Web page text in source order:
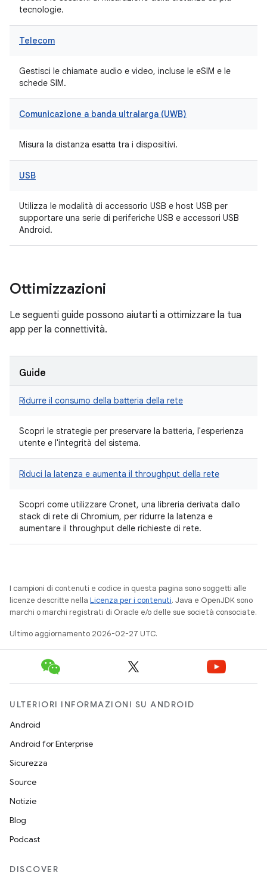
tecnologie.
Telecom
Gestisci le chiamate audio e video, incluse le eSIM e le
schede SIM.
Comunicazione a banda ultralarga (UWB)
Misura la distanza esatta tra i dispositivi.
USB
Utilizza le modalità di accessorio USB e host USB per
supportare una serie di periferiche USB e accessori USB
Android.
Ottimizzazioni
Le seguenti guide possono aiutarti a ottimizzare la tua
app per la connettività.
Guide
Ridurre il consumo della batteria della rete
Scopri le strategie per preservare la batteria, l'esperienza
utente e l'integrità del sistema.
Riduci la latenza e aumenta il throughput della rete
Scopri come utilizzare Cronet, una libreria derivata dallo
stack di rete di Chromium, per ridurre la latenza e
aumentare il throughput delle richieste di rete.
I campioni di contenuti e codice in questa pagina sono soggetti alle
licenze descritte nella Licenza per i contenuti. Java e OpenJDK sono
marchi o marchi registrati di Oracle e/o delle sue società consociate.
Ultimo aggiornamento 2026-02-27 UTC.
ULTERIORI INFORMAZIONI SU ANDROID
Android
Android for Enterprise
Sicurezza
Source
Notizie
Blog
Podcast
DISCOVER